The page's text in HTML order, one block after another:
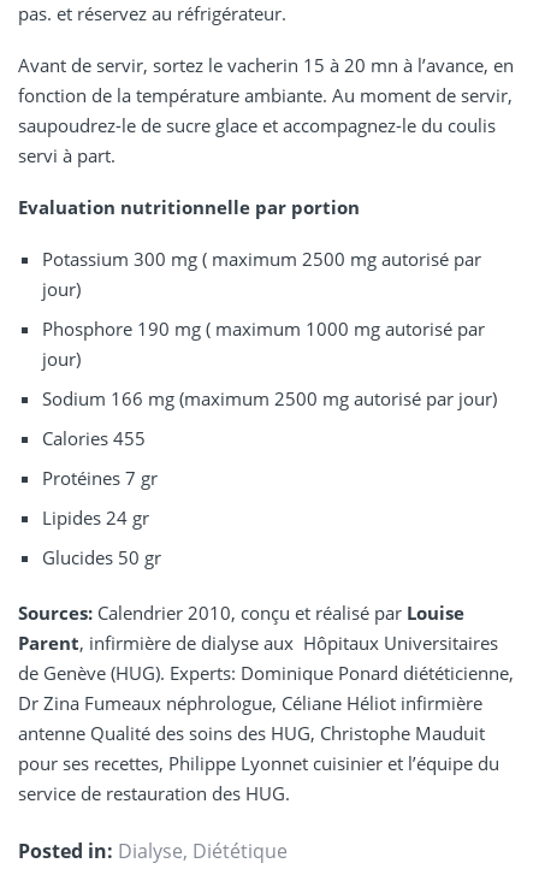
pas. et réservez au réfrigérateur.
Avant de servir, sortez le vacherin 15 à 20 mn à l’avance, en
fonction de la température ambiante. Au moment de servir,
saupoudrez-le de sucre glace et accompagnez-le du coulis
servi à part.
Evaluation nutritionnelle par portion
Potassium 300 mg ( maximum 2500 mg autorisé par
jour)
Phosphore 190 mg ( maximum 1000 mg autorisé par
jour)
Sodium 166 mg (maximum 2500 mg autorisé par jour)
Calories 455
Protéines 7 gr
Lipides 24 gr
Glucides 50 gr
Sources: Calendrier 2010, conçu et réalisé par Louise
Parent, infirmière de dialyse aux Hôpitaux Universitaires
de Genève (HUG). Experts: Dominique Ponard diététicienne,
Dr Zina Fumeaux néphrologue, Céliane Héliot infirmière
antenne Qualité des soins des HUG, Christophe Mauduit
pour ses recettes, Philippe Lyonnet cuisinier et l’équipe du
service de restauration des HUG.
Posted in: Dialyse, Diététique